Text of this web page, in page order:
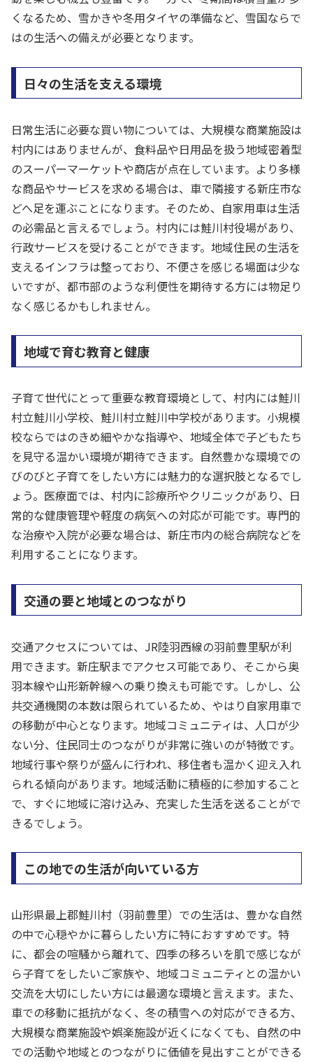
くなるため、雪かきや冬用タイヤの準備など、雪国ならで
はの生活への備えが必要となります。
日々の生活を支える環境
日常生活に必要な買い物については、大規模な商業施設は
村内にはありませんが、食料品や日用品を扱う地域密着型
のスーパーマーケットや商店が点在しています。より多様
な商品やサービスを求める場合は、車で隣接する新庄市な
どへ足を運ぶことになります。そのため、自家用車は生活
の必需品と言えるでしょう。村内には鮭川村役場があり、
行政サービスを受けることができます。地域住民の生活を
支えるインフラは整っており、不便さを感じる場面は少な
いですが、都市部のような利便性を期待する方には物足り
なく感じるかもしれません。
地域で育む教育と健康
子育て世代にとって重要な教育環境として、村内には鮭川
村立鮭川小学校、鮭川村立鮭川中学校があります。小規模
校ならではのきめ細やかな指導や、地域全体で子どもたち
を見守る温かい環境が期待できます。自然豊かな環境での
びのびと子育てをしたい方には魅力的な選択肢となるでし
ょう。医療面では、村内に診療所やクリニックがあり、日
常的な健康管理や軽度の病気への対応が可能です。専門的
な治療や入院が必要な場合は、新庄市内の総合病院などを
利用することになります。
交通の要と地域とのつながり
交通アクセスについては、JR陸羽西線の羽前豊里駅が利
用できます。新庄駅までアクセス可能であり、そこから奥
羽本線や山形新幹線への乗り換えも可能です。しかし、公
共交通機関の本数は限られているため、やはり自家用車で
の移動が中心となります。地域コミュニティは、人口が少
ない分、住民同士のつながりが非常に強いのが特徴です。
地域行事や祭りが盛んに行われ、移住者も温かく迎え入れ
られる傾向があります。地域活動に積極的に参加すること
で、すぐに地域に溶け込み、充実した生活を送ることがで
きるでしょう。
この地での生活が向いている方
山形県最上郡鮭川村（羽前豊里）での生活は、豊かな自然
の中で心穏やかに暮らしたい方に特におすすめです。特
に、都会の喧騒から離れて、四季の移ろいを肌で感じなが
ら子育てをしたいご家族や、地域コミュニティとの温かい
交流を大切にしたい方には最適な環境と言えます。また、
車での移動に抵抗がなく、冬の積雪への対応ができる方、
大規模な商業施設や娯楽施設が近くになくても、自然の中
での活動や地域とのつながりに価値を見出すことができる